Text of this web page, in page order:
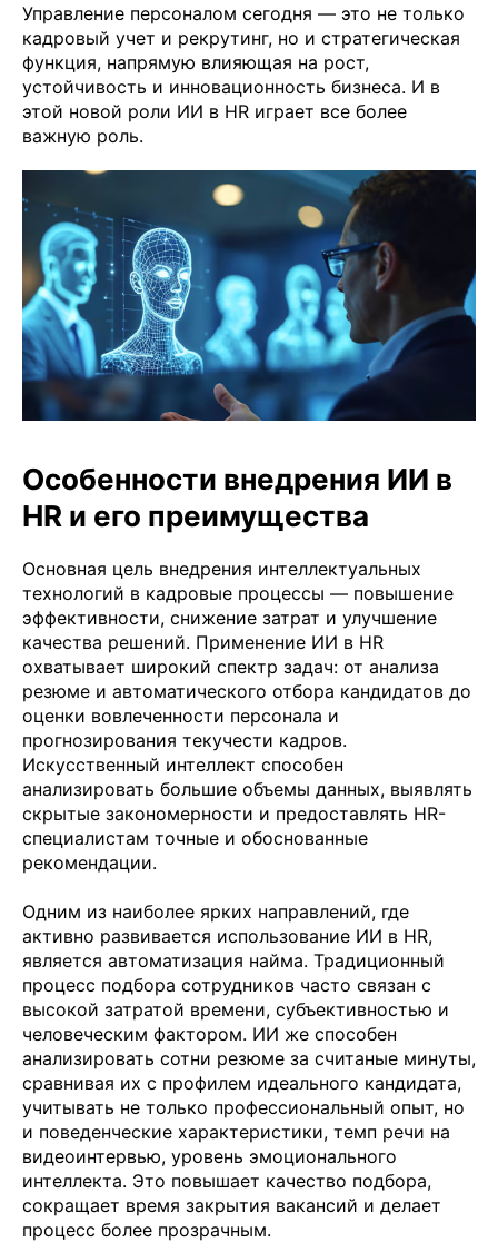
Управление персоналом сегодня — это не только
кадровый учет и рекрутинг, но и стратегическая
функция, напрямую влияющая на рост,
устойчивость и инновационность бизнеса. И в
этой новой роли ИИ в HR играет все более
важную роль.
Особенности внедрения ИИ в
HR и его преимущества
Основная цель внедрения интеллектуальных
технологий в кадровые процессы — повышение
эффективности, снижение затрат и улучшение
качества решений. Применение ИИ в HR
охватывает широкий спектр задач: от анализа
резюме и автоматического отбора кандидатов до
оценки вовлеченности персонала и
прогнозирования текучести кадров.
Искусственный интеллект способен
анализировать большие объемы данных, выявлять
скрытые закономерности и предоставлять HR-
специалистам точные и обоснованные
рекомендации.
Одним из наиболее ярких направлений, где
активно развивается использование ИИ в HR,
является автоматизация найма. Традиционный
процесс подбора сотрудников часто связан с
высокой затратой времени, субъективностью и
человеческим фактором. ИИ же способен
анализировать сотни резюме за считаные минуты,
сравнивая их с профилем идеального кандидата,
учитывать не только профессиональный опыт, но
и поведенческие характеристики, темп речи на
видеоинтервью, уровень эмоционального
интеллекта. Это повышает качество подбора,
сокращает время закрытия вакансий и делает
процесс более прозрачным.